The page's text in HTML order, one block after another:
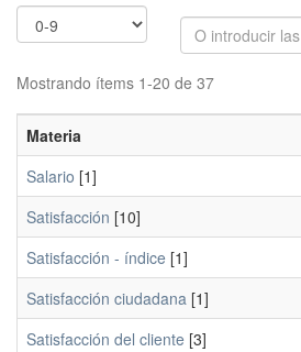
Mostrando ítems 1-20 de 37
Materia
Salario [1]
Satisfacción [10]
Satisfacción - índice [1]
Satisfacción ciudadana [1]
Satisfacción del cliente [3]